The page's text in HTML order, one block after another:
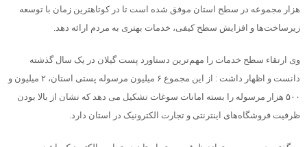
هزار مجموعه در سطح استان موفق شده است تا در کوتاهترین زمان با توسعه
زیرساخت‌ها و افزایش سطح کیفی، خدمات بهتری به مردم ارائه دهد.
وی ارتقاء سطح خدمات را مهم‌ترین دستاورد پست گیلان در یک سال گذشته
دانست و اظهار داشت : از این مجموع ۶ میلیون مرسوله پستی استان، ۲ میلیون و
۵۰۰ هزار مرسوله را بسته امانات سوغات تشکیل می دهد که نشان از بالا بودن
ظرفیت فروشگاه‌های اینترنتی و تجارت الکترونیک در استان دارد.